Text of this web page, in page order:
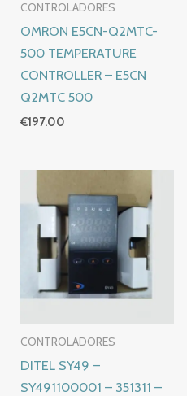
CONTROLADORES
OMRON E5CN-Q2MTC-
500 TEMPERATURE
CONTROLLER – E5CN
Q2MTC 500
€197.00
CONTROLADORES
DITEL SY49 –
SY491100001 – 351311 –